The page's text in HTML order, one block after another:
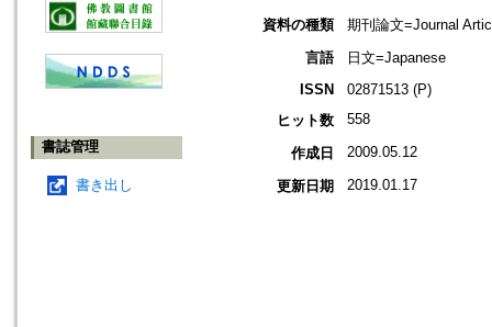
書誌管理
書き出し
資料の種類
期刊論文=Journal
言語
日文=Japanese
ISSN
02871513 (P)
ヒット数
558
作成日 2009.05.12
更新日期 2019.01.17